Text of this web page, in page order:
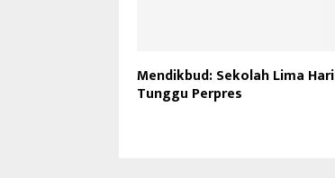
Mendikbud: Sekolah Lima Hari
Tunggu Perpres